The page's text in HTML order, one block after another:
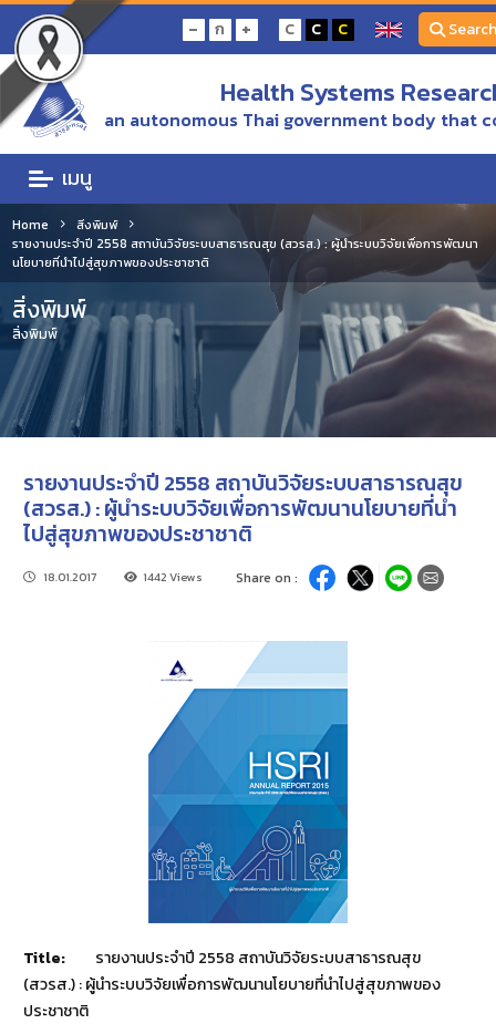
- ก + C C C Search
Health Systems
an autonomous Thai government body that
เมนู
Home
สิ่งพิมพ์
รายงานประจำปี 2558 สถาบันวิจัยระบบสาธารณสุข (สวรส.) : ผู้นำระบบวิจัยเพื่อการพัฒนา
นโยบายที่นำไปสู่สุขภาพของประชาชาติ
สิ่งพิมพ์
สิ่งพิมพ์
รายงานประจำปี 2558 สถาบันวิจัยระบบสาธารณสุข
(สวรส.) : ผู้นำระบบวิจัยเพื่อการพัฒนานโยบายที่นำ
ไปสู่สุขภาพของประชาชาติ
18.01.2017 1442 Views Share on :
Title:
รายงานประจำปี 2558 สถาบันวิจัยระบบสาธารณสุข
(สวรส.) : ผู้นำระบบวิจัยเพื่อการพัฒนานโยบายที่นำไปสู่สุขภาพของ
ประชาชาติ